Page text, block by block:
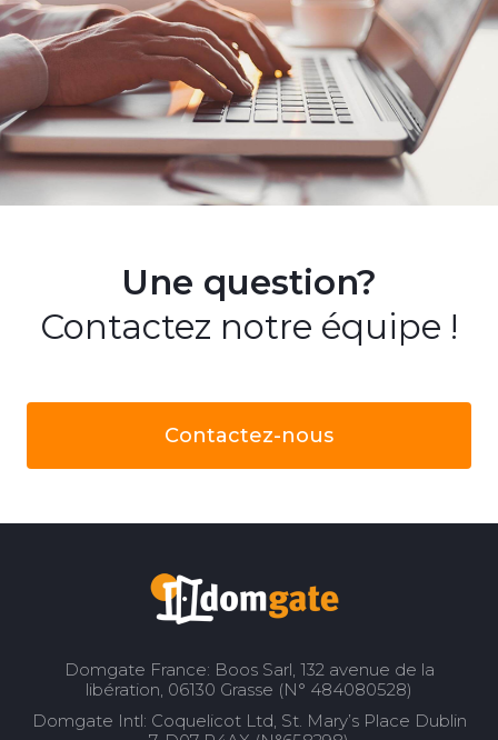
Une question?
Contactez notre équipe !
Contactez-nous
Domgate France: Boos Sarl, 132 avenue de la
libération, 06130 Grasse (N° 484080528)
Domgate Intl: Coquelicot Ltd, St. Mary’s Place Dublin